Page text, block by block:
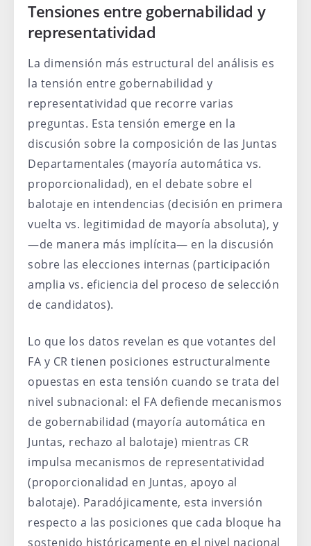
Tensiones entre gobernabilidad y
representatividad
La dimensión más estructural del análisis es
la tensión entre gobernabilidad y
representatividad que recorre varias
preguntas. Esta tensión emerge en la
discusión sobre la composición de las Juntas
Departamentales (mayoría automática vs.
proporcionalidad), en el debate sobre el
balotaje en intendencias (decisión en primera
vuelta vs. legitimidad de mayoría absoluta), y
—de manera más implícita— en la discusión
sobre las elecciones internas (participación
amplia vs. eficiencia del proceso de selección
de candidatos).
Lo que los datos revelan es que votantes del
FA y CR tienen posiciones estructuralmente
opuestas en esta tensión cuando se trata del
nivel subnacional: el FA defiende mecanismos
de gobernabilidad (mayoría automática en
Juntas, rechazo al balotaje) mientras CR
impulsa mecanismos de representatividad
(proporcionalidad en Juntas, apoyo al
balotaje). Paradójicamente, esta inversión
respecto a las posiciones que cada bloque ha
sostenido históricamente en el nivel nacional